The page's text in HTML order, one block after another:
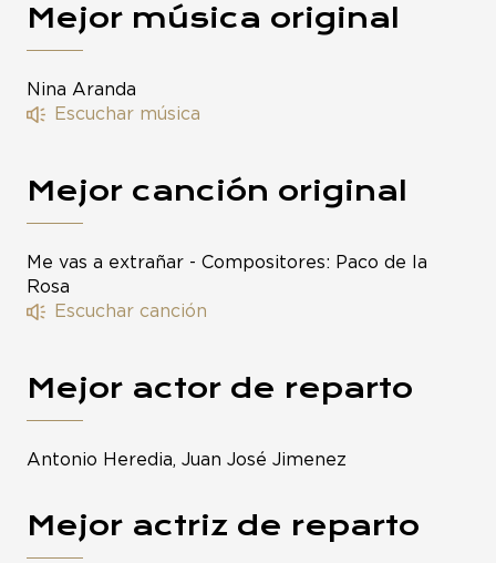
Mejor música original
Nina Aranda
Escuchar música
Mejor canción original
Me vas a extrañar - Compositores: Paco de la
Rosa
Escuchar canción
Mejor actor de reparto
Antonio Heredia, Juan José Jimenez
Mejor actriz de reparto